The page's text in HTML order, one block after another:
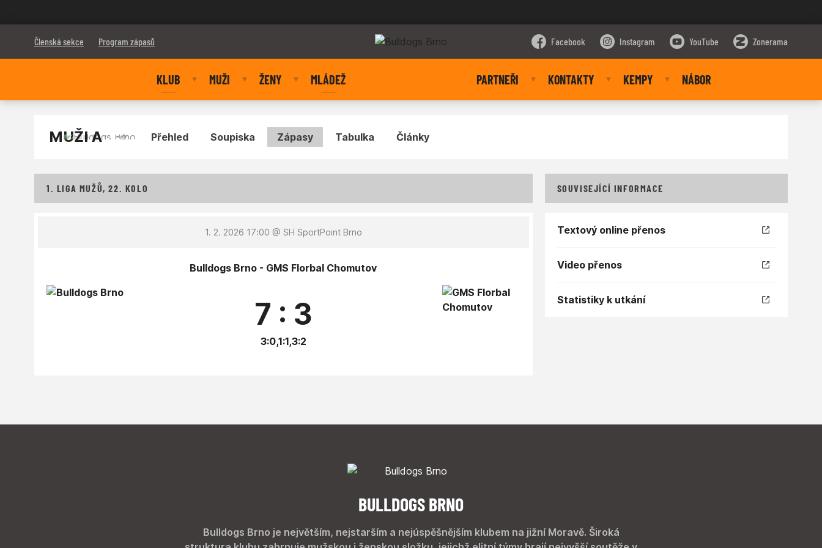
Členská sekce Program zápasů Facebook Instagram YouTube Zonerama
KLUB MUŽI ŽENY MLÁDEŽ PARTNEŘI KONTAKTY KEMPY NÁBOR
MUŽI A Přehled Soupiska Zápasy Tabulka Články
1. LIGA MUŽŮ, 22. KOLO
1. 2. 2026 17:00 @ SH SportPoint Brno
Bulldogs Brno - GMS Florbal Chomutov
7 : 3
3:0,1:1,3:2
SOUVISEJÍCÍ INFORMACE
Textový online přenos
Video přenos
Statistiky k utkání
BULLDOGS BRNO
Bulldogs Brno je největším, nejstarším a nejúspěšnějším klubem na jižní Moravě. Široká